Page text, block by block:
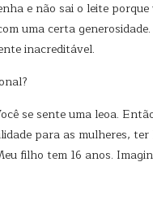
e não sai o leite
uma certa
inacreditável.
se sente uma leoa.
para as mulheres,
filho tem 16 anos.